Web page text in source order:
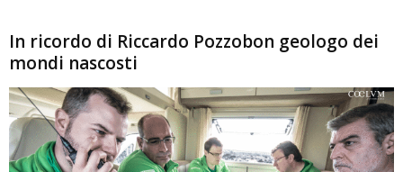
In ricordo di Riccardo Pozzobon geologo dei
mondi nascosti